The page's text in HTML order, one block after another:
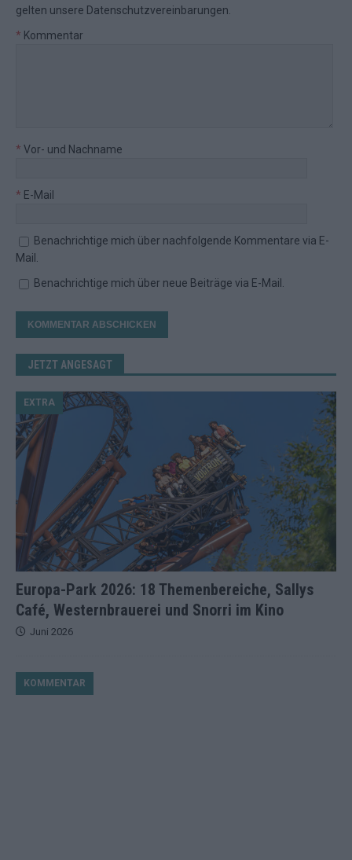
gelten unsere Datenschutzvereinbarungen
* Kommentar
* Vor- und Nachname
* E-Mail
Benachrichtige mich über nachfolgende Kommentare via E-
Mail.
Benachrichtige mich über neue Beiträge via E-Mail.
JETZT ANGESAGT
Europa-Park 2026: 18 Themenbereiche, Sallys
Café, Westernbrauerei und Snorri im Kino
EXTRA
Juni 2026
KOMMENTAR